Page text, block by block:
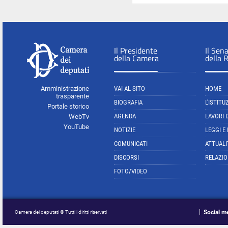
Amministrazione
trasparente
Portale storico
WebTv
YouTube
Il Presidente
della Camera
VAI AL SITO
BIOGRAFIA
AGENDA
NOTIZIE
COMUNICATI
DISCORSI
FOTO/VIDEO
Il
della
HOME
LAVORI
LEGGI E
Camera dei deputati © Tutti i diritti riservati Social